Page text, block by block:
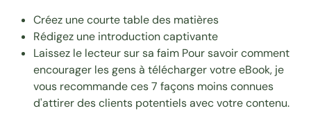
Créez une courte table des matières
Rédigez une introduction captivante
Laissez le lecteur sur sa faim Pour savoir comment
encourager les gens à télécharger votre eBook, je
vous recommande ces7 façons moins connues
d'attirer des clients potentiels avec votre contenu.